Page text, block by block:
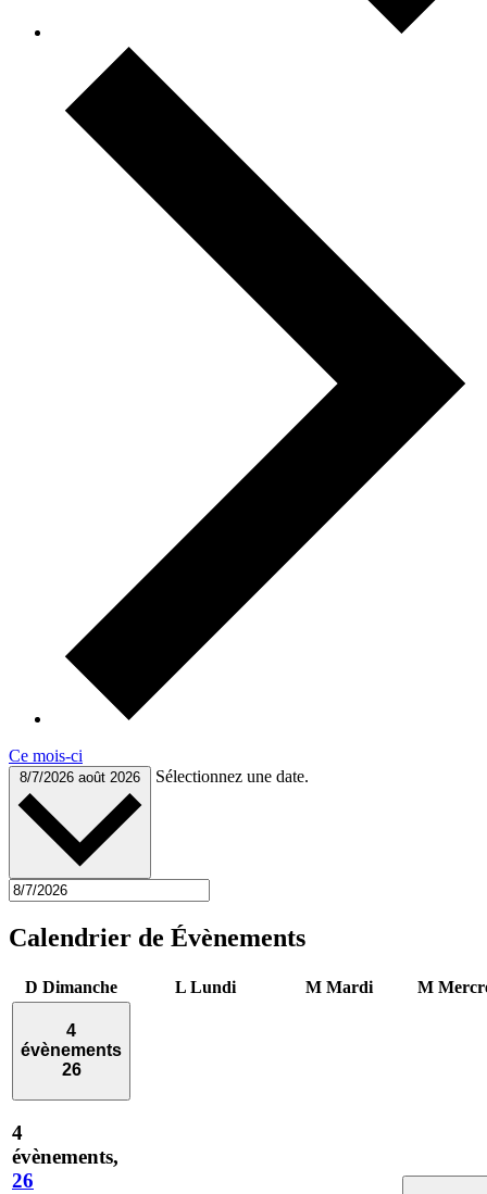
Ce mois-ci
8/7/2026 août 2026 Sélectionnez une date.
Calendrier de Évènements
D Dimanche L Lundi M Mardi M
4
évènements
26
4
évènements,
26